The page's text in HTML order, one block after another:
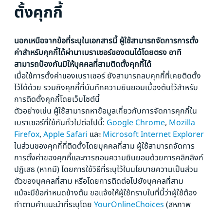
ตั้งคุกกี้
นอกเหนือจากข้อที่ระบุในเอกสารนี้ ผู้ใช้สามารถจัดการการตั้ง
ค่าสำหรับคุกกี้ได้ผ่านาเบราเซอร์ของตนได้โดยตรง อาทิ
สามารถป้องกันมิให้บุคคลที่สามติดตั้งคุกกี้ได้
เมื่อใช้การตั้งค่าของเบราเซอร์ ยังสามารถลบคุกกี้ที่เคยติดตั้ง
ไว้ได้ด้วย รวมถึงคุกกี้ที่บันทึกความยินยอมเบื้องต้นไว้สำหรับ
การติดตั้งคุกกี้โดยเว็บไซต์นี้
ตัวอย่างเช่น ผู้ใช้สามารถหาข้อมูลเกี่ยวกับการจัดการคุกกี้ใน
เบราเซอร์ที่ใช้กันทั่วไปต่อไปนี้: Google Chrome, Mozilla
Firefox, Apple Safari และ Microsoft Internet Explorer
ในส่วนของคุกกี้ที่ติดตั้งโดยบุคคลที่สาม ผู้ใช้สามารถจัดการ
การตั้งค่าของคุกกี้และการถอนความยินยอมด้วยการคลิกลิงก์
ปฏิเสธ (หากมี) โดยการใช้วิธีที่ระบุไว้ในนโยบายความเป็นส่วน
ตัวของบุคคลที่สาม หรือโดยการติดต่อไปยังบุคคลที่สาม
แม้จะมีข้อกำหนดข้างต้น ขอแจ้งให้ผู้ใช้ทราบในที่นี้ว่าผู้ใช้ต้อง
ทำตามคำแนะนำที่ระบุโดย YourOnlineChoices (สหภาพ